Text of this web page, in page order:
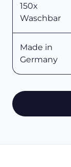
150x
Waschbar
Made in
Germany